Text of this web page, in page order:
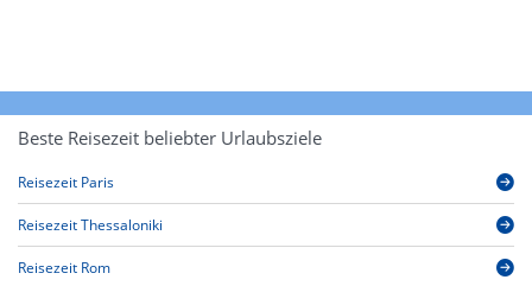
Beste Reisezeit beliebter Urlaubsziele
Reisezeit Paris
Reisezeit Thessaloniki
Reisezeit Rom